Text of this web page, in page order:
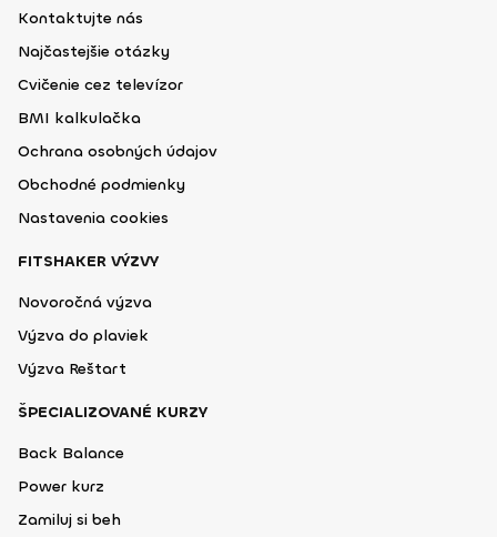
Kontaktujte nás
Najčastejšie otázky
Cvičenie cez televízor
BMI kalkulačka
Ochrana osobných údajov
Obchodné podmienky
Nastavenia cookies
FITSHAKER VÝZVY
Novoročná výzva
Výzva do plaviek
Výzva Reštart
ŠPECIALIZOVANÉ KURZY
Back Balance
Power kurz
Zamiluj si beh